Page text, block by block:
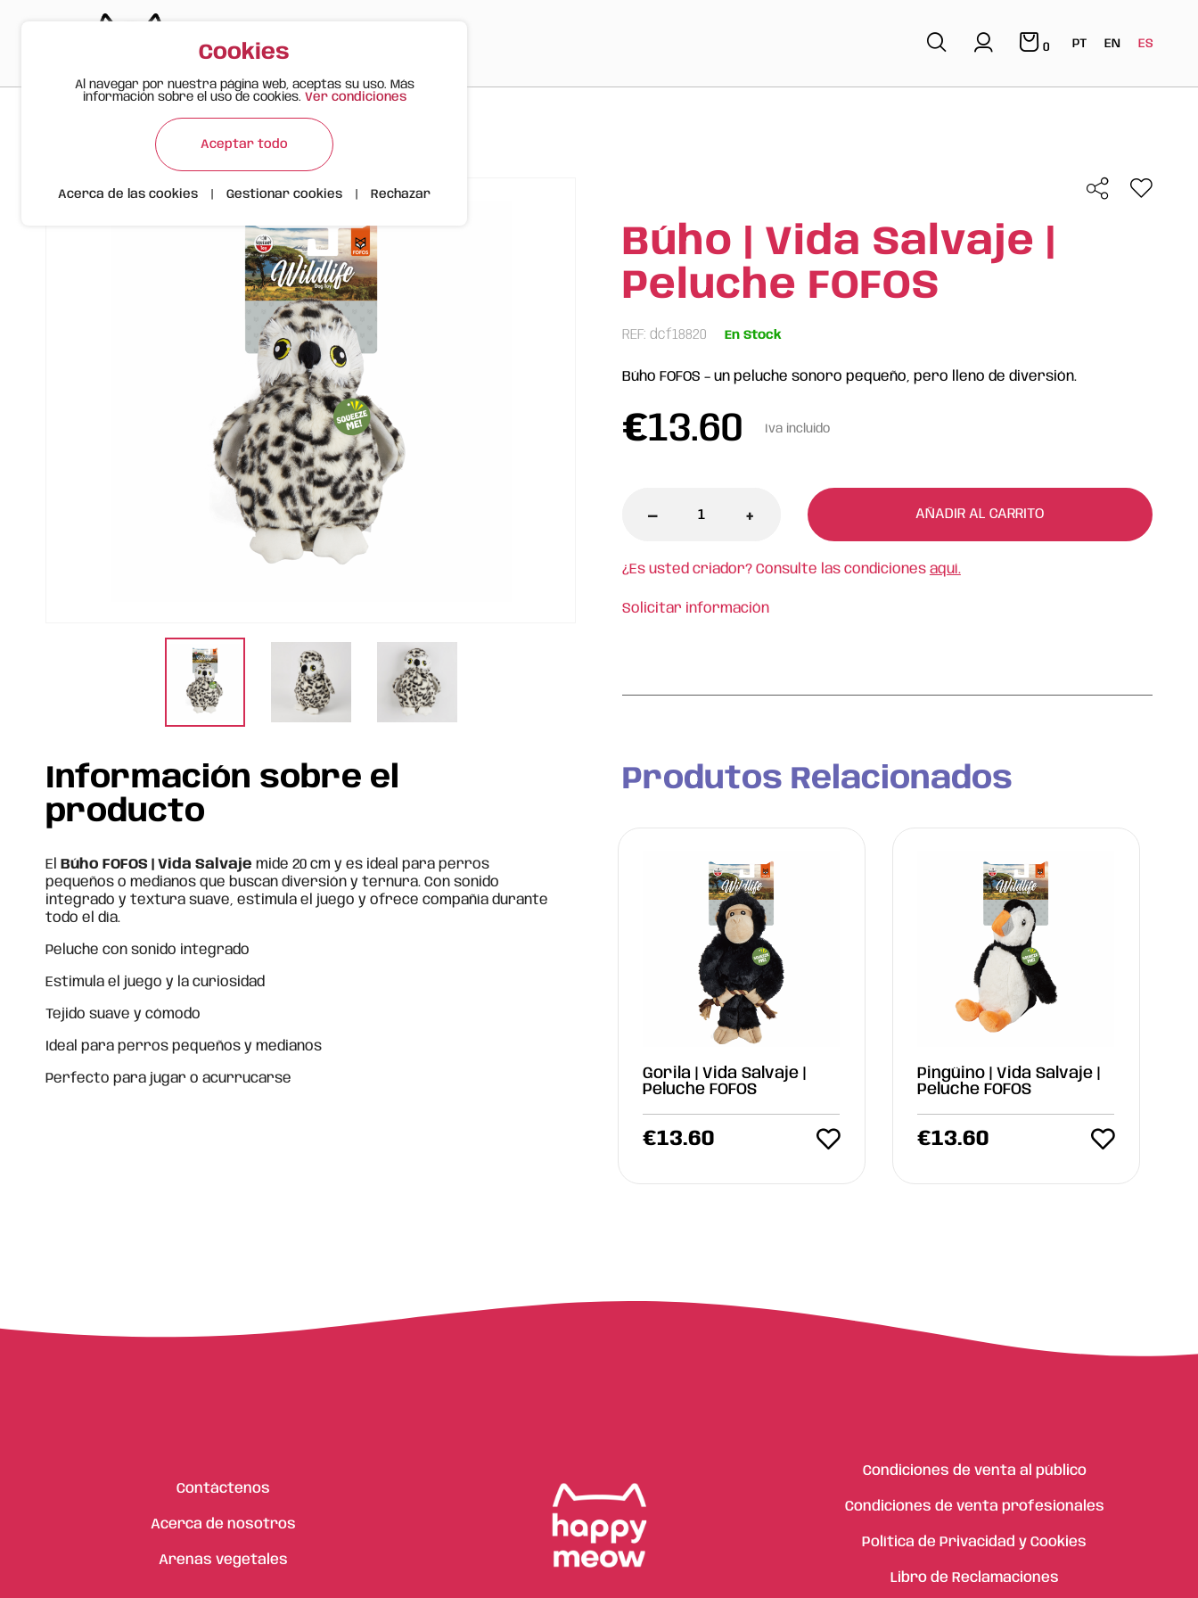
0 PT EN ES
Productos > > Búho | Vida Salvaje | Peluche FOFOS
Búho | Vida Salvaje |
Peluche FOFOS
REF: dcf18820 En Stock
Búho FOFOS – un peluche sonoro pequeño, pero lleno de diversión.
€13.60 Iva incluido
- + AÑADIR AL CARRITO
¿Es usted criador? Consulte las condiciones aquí.
Solicitar información
Información sobre el
producto
El Búho FOFOS | Vida Salvaje mide 20 cm y es ideal para perros
pequeños o medianos que buscan diversión y ternura. Con sonido
integrado y textura suave, estimula el juego y ofrece compañía durante
todo el día.
Peluche con sonido integrado
Estimula el juego y la curiosidad
Tejido suave y cómodo
Ideal para perros pequeños y medianos
Perfecto para jugar o acurrucarse
Produtos Relacionados
Gorila | Vida Salvaje |
Peluche FOFOS
€13.60
Pingüino | Vida Salvaje |
Peluche FOFOS
€13.60
Contáctenos
Acerca de nosotros
Arenas vegetales
Condiciones de venta al público
Condiciones de venta profesionales
Política de Privacidad y Cookies
Libro de Reclamaciones
Cookies
Al navegar por nuestra página web, aceptas su uso. Más
información sobre el uso de cookies. Ver condiciones
Aceptar todo
Acerca de las cookies Gestionar cookies Rechazar